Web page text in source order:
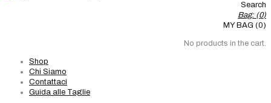
Search
Bag: (0)
MY BAG (0)
No products in the cart.
Shop
Chi Siamo
Contattaci
Guida alle Taglie